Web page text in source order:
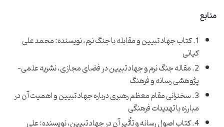
منابع
1. کتاب جهاد تبیین و مقابله با جنگ نرم، نویسنده: محمد علی
کیانی
2. مقاله جنگ نرم و جهاد تبیین در فضای مجازی، نشریه علمی-
پژوهشی رسانه و فرهنگ
3. سخنرانی مقام معظم رهبری درباره جهاد تبیین و اهمیت آن در
مبارزه با تهدیدات فرهنگی
4. کتاب اصول رسانه و تأثیر آن در جهاد تبیین، نویسنده: علی